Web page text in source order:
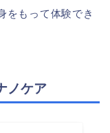
をもって体験でき
ノケア